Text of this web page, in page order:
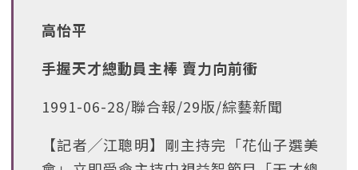
高怡平
手握天才總動員主棒 賣力向前衝
1991-06-28/聯合報/29版/綜藝新聞
【記者╱江聰明】剛主持完「花仙子選美